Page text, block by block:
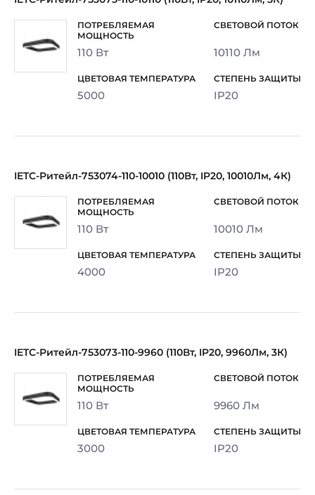
110 Вт 10110 Лм
5000 IP20
IETC-Ритейл-753074-110-10010 (110Вт, IP20, 10010Лм, 4К)
110 Вт 10010 Лм
4000 IP20
IETC-Ритейл-753073-110-9960 (110Вт, IP20, 9960Лм, 3К)
110 Вт 9960 Лм
3000 IP20